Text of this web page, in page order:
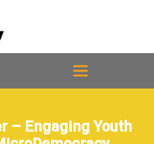
– Engaging Youth